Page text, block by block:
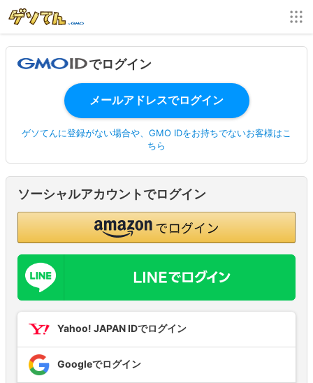
でログイン
ゲソてんに登録がない場合や、GMO IDをお持ちでないお客様はこ
ちら
ソーシャルアカウントでログイン
Yahoo! JAPAN IDでログイン
Googleでログイン